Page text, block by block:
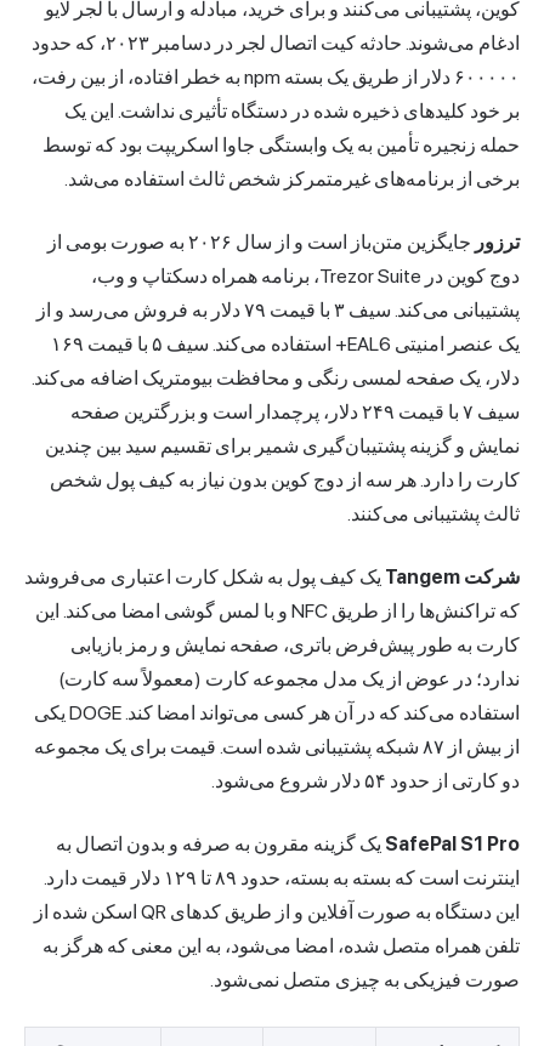
کوین، پشتیبانی می‌کنند و برای خرید، مبادله و ارسال با لجر لایو
ادغام می‌شوند. حادثه کیت اتصال لجر در دسامبر ۲۰۲۳، که حدود
۶۰۰۰۰۰ دلار از طریق یک بسته npm به خطر افتاده، از بین رفت،
بر خود کلیدهای ذخیره شده در دستگاه تأثیری نداشت. این یک
حمله زنجیره تأمین به یک وابستگی جاوا اسکریپت بود که توسط
برخی از برنامه‌های غیرمتمرکز شخص ثالث استفاده می‌شد.
ترزور
جایگزین متن‌باز است و از سال ۲۰۲۶ به صورت بومی از
دوج کوین در Trezor Suite، برنامه همراه دسکتاپ و وب،
پشتیبانی می‌کند. سیف ۳ با قیمت ۷۹ دلار به فروش می‌رسد و از
یک عنصر امنیتی EAL6+ استفاده می‌کند. سیف ۵ با قیمت ۱۶۹
دلار، یک صفحه لمسی رنگی و محافظت بیومتریک اضافه می‌کند.
سیف ۷ با قیمت ۲۴۹ دلار، پرچمدار است و بزرگترین صفحه
نمایش و گزینه پشتیبان‌گیری شمیر برای تقسیم سید بین چندین
کارت را دارد. هر سه از دوج کوین بدون نیاز به کیف پول شخص
ثالث پشتیبانی می‌کنند.
شرکت Tangem
یک کیف پول به شکل کارت اعتباری می‌فروشد
که تراکنش‌ها را از طریق NFC و با لمس گوشی امضا می‌کند. این
کارت به طور پیش‌فرض باتری، صفحه نمایش و رمز بازیابی
ندارد؛ در عوض از یک مدل مجموعه کارت (معمولاً سه کارت)
استفاده می‌کند که در آن هر کسی می‌تواند امضا کند. DOGE یکی
از بیش از ۸۷ شبکه پشتیبانی شده است. قیمت برای یک مجموعه
دو کارتی از حدود ۵۴ دلار شروع می‌شود.
SafePal S1 Pro یک گزینه مقرون به صرفه و بدون اتصال به
اینترنت است که بسته به بسته، حدود ۸۹ تا ۱۲۹ دلار قیمت دارد.
این دستگاه به صورت آفلاین و از طریق کدهای QR اسکن شده از
تلفن همراه متصل شده، امضا می‌شود، به این معنی که هرگز به
صورت فیزیکی به چیزی متصل نمی‌شود.